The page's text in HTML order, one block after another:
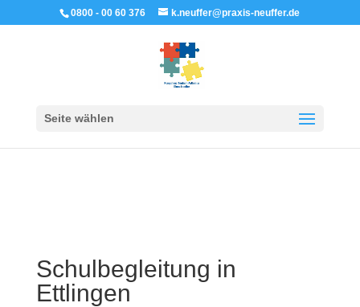
0800 - 00 60 376 k.neuffer@praxis-neuffer.de
Seite wählen
Schulbegleitung in
Ettlingen